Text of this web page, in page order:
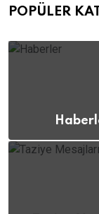
POPÜLER
(112)